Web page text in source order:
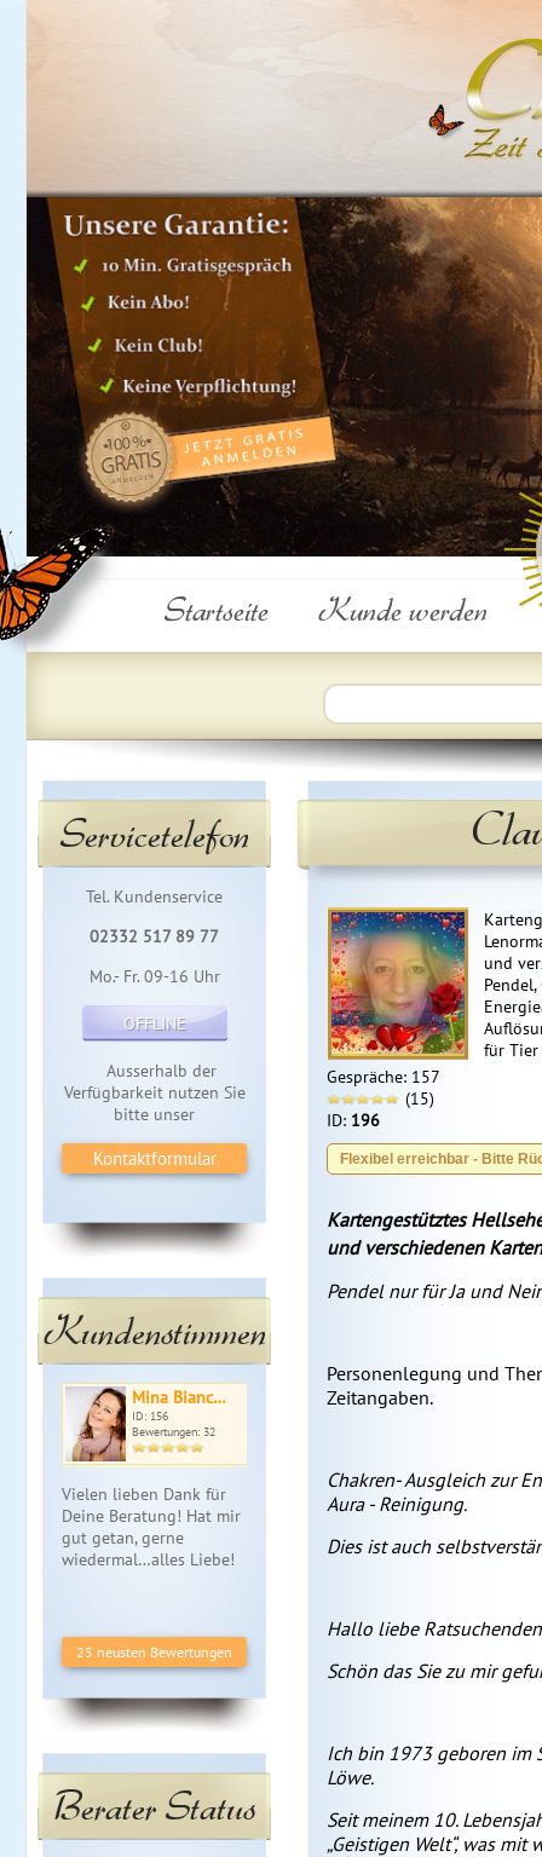
Startseite Kunde werden
Servicetelefon
Tel. Kundenservice
02332 517 89 77
Mo.- Fr. 09-16 Uhr
OFFLINE
Ausserhalb der
Verfügbarkeit nutzen Sie
bitte unser
Kontaktformular
Kundenstimmen
Mina Bianc…
ID: 156
Bewertungen: 32
Vielen lieben Dank für
Deine Beratung! Hat mir
gut getan, gerne
wiedermal…alles Liebe!
25 neusten Bewertungen
Berater Status
und
für Tier
Gespräche: 157
(15)
ID: 196
Flexibel erreichbar - Bitte
Kartengestütztes
und verschiedenen
Pendel nur für Ja und
Personenlegung und
Zeitangaben.
Chakren- Ausgleich zur
Aura - Reinigung.
Dies ist auch
Hallo liebe
Schön das Sie zu mir
Ich bin 1973 geboren im
Löwe.
Seit meinem 10.
„Geistigen Welt“, was